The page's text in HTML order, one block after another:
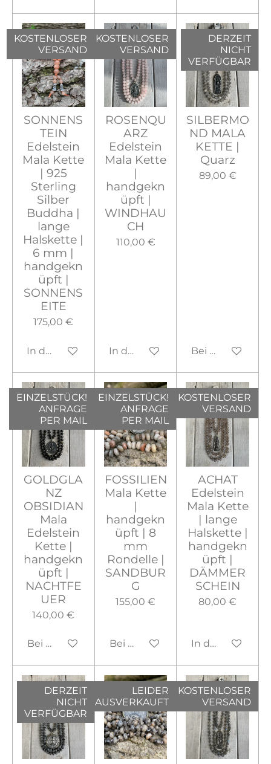
KOSTENLOSER
VERSAND
SONNENS
TEIN
Edelstein
Mala Kette
| 925
Sterling
Silber
Buddha |
lange
Halskette |
6 mm |
handgekn
üpft |
SONNENS
EITE
175,00 €
In den Warenkorb
KOSTENLOSER
VERSAND
ROSENQU
ARZ
Edelstein
Mala Kette
|
handgekn
üpft |
WINDHAU
CH
110,00 €
In den Warenkorb
DERZEIT
NICHT
VERFÜGBAR
SILBERMO
ND MALA
KETTE |
Quarz
89,00 €
Bei
EINZELSTÜCK!
ANFRAGE
PER MAIL
GOLDGLA
NZ
OBSIDIAN
Mala
Edelstein
Kette |
handgekn
üpft |
NACHTFE
UER
140,00 €
Bei Verfügbarkeit benachrichtigen
EINZELSTÜCK!
ANFRAGE
PER MAIL
FOSSILIEN
Mala Kette
|
handgekn
üpft | 8
mm
Rondelle |
SANDBUR
G
155,00 €
Bei Verfügbarkeit
KOSTENLOSER
VERSAND
ACHAT
Edelstein
Mala Kette
| lange
Halskette |
handgekn
üpft |
DÄMMER
SCHEIN
80,00 €
In den
DERZEIT
NICHT
VERFÜGBAR
LEIDER
AUSVERKAUFT
KOSTENLOSER
VERSAND